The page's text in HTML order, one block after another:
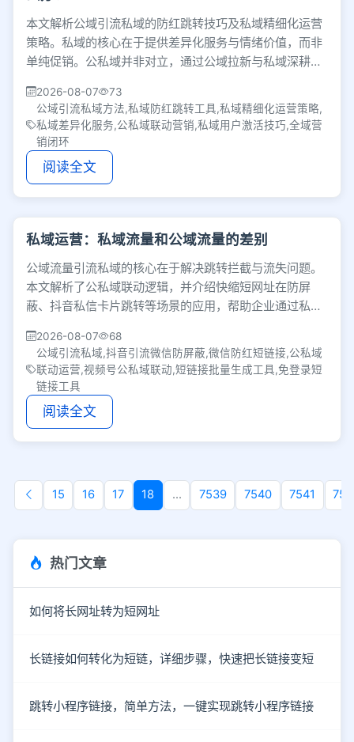
本文解析公域引流私域的防红跳转技巧及私域精细化运营
策略。私域的核心在于提供差异化服务与情绪价值，而非
单纯促销。公私域并非对立，通过公域拉新与私域深耕，
2026-08-07
73
公域引流私域方法,私域防红跳转工具,私域精细化运营策略,
私域差异化服务,公私域联动营销,私域用户激活技巧,全域营
销闭环
阅读全文
私域运营：私域流量和公域流量的差别
公域流量引流私域的核心在于解决跳转拦截与流失问题。
本文解析了公私域联动逻辑，并介绍快缩短网址在防屏
蔽、抖音私信卡片跳转等场景的应用，帮助企业通过私域
2026-08-07
68
公域引流私域,抖音引流微信防屏蔽,微信防红短链接,公私域
联动运营,视频号公私域联动,短链接批量生成工具,免登录短
链接工具
阅读全文
15 16 17 18 ... 7539 7540 7541
热门文章
如何将长网址转为短网址
长链接如何转化为短链，详细步骤，快速把长链接变短
跳转小程序链接，简单方法，一键实现跳转小程序链接